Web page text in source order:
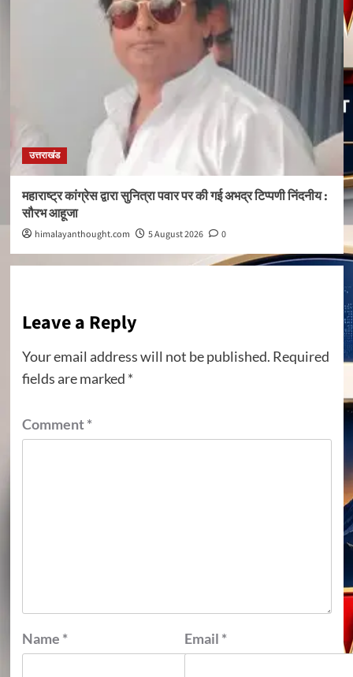
उत्तराखंड
महाराष्ट्र कांग्रेस द्वारा सुनित्रा पवार पर की गई अभद्र टिप्पणी निंदनीय :
सौरभ आहूजा
himalayanthought.com 5 August 2026 0
Leave a Reply
Your email address will not be published. Required
fields are marked *
Comment*
Name * Email *